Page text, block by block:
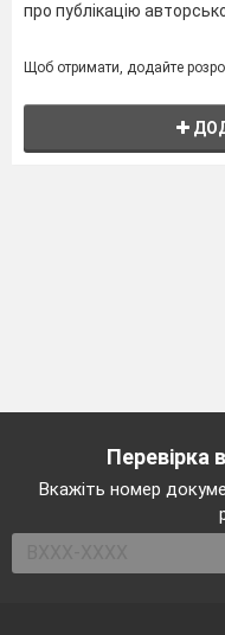
про публікацію
Щоб отримати, додайте
Перевірка
Вкажіть номер